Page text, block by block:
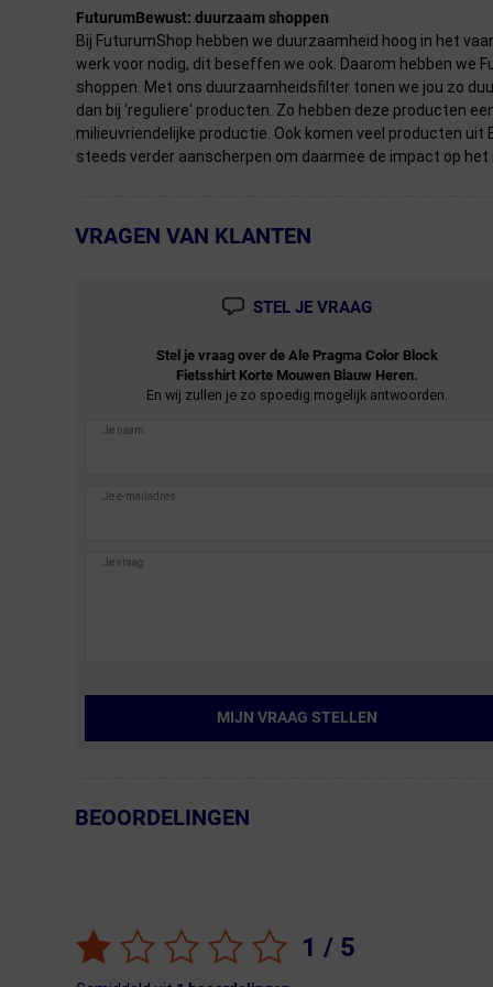
FuturumBewust: duurzaam shoppen
Bij FuturumShop hebben we duurzaamheid hoog in het
werk voor nodig, dit beseffen we ook. Daarom hebben we
shoppen. Met ons duurzaamheidsfilter tonen we jou zo
dan bij ‘reguliere' producten. Zo hebben deze producten
milieuvriendelijke productie. Ook komen veel producten
steeds verder aanscherpen om daarmee de impact op
← Terug naar productnavigatie
VRAGEN VAN KLANTEN
STEL JE VRAAG
Stel je vraag over de Ale Pragma Color Block
Fietsshirt Korte Mouwen Blauw Heren.
En wij zullen je zo spoedig mogelijk antwoorden.
MIJN VRAAG STELLEN
← Terug naar productnavigatie
BEOORDELINGEN
1 / 5